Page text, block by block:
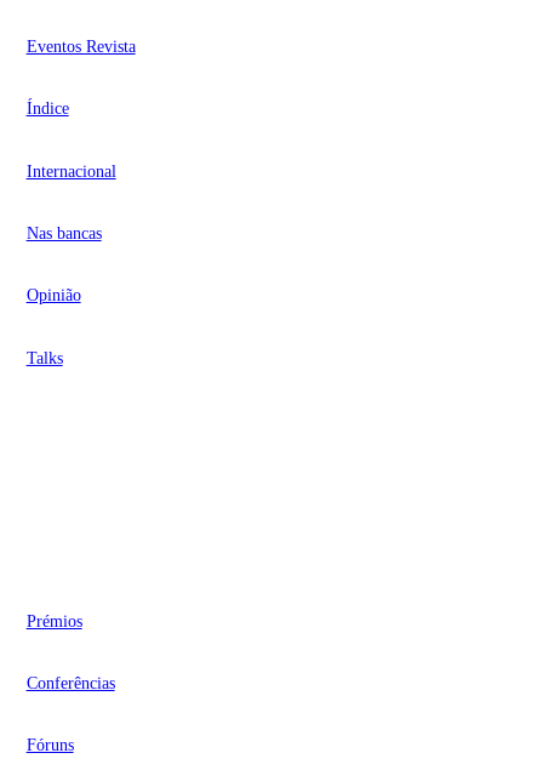
Eventos Revista
Índice
Internacional
Nas bancas
Opinião
Talks
Prémios
Conferências
Fóruns